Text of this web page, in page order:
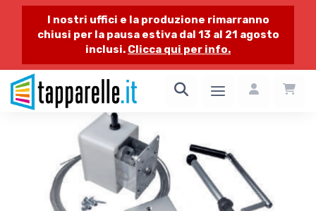
I nostri uffici e la produzione rimarranno
chiusi per la pausa estiva dal 13 al 21 agosto
inclusi. Clicca qui per info.